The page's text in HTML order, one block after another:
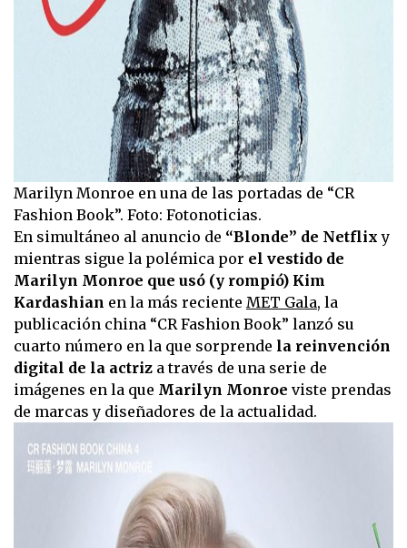
Marilyn Monroe en una de las portadas de “CR
Fashion Book”. Foto: Fotonoticias.
En simultáneo al anuncio de “Blonde” de Netflixy
mientras sigue la polémica por el vestido de
Marilyn Monroe que usó (y rompió) Kim
Kardashian en la más reciente MET Gala, la
publicación china “CR Fashion Book” lanzó su
cuarto número en la que sorprende la reinvención
digital de la actriz a través de una serie de
imágenes en la que Marilyn Monroe viste prendas
de marcas y diseñadores de la actualidad.